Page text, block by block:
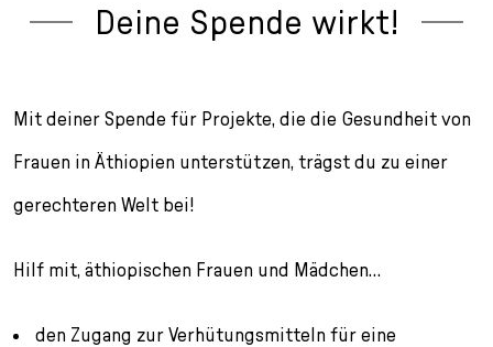
Deine Spende wirkt!
Mit deiner Spende für Projekte, die die Gesundheit von
Frauen in Äthiopien unterstützen, trägst du zu einer
gerechteren Welt bei!
Hilf mit, äthiopischen Frauen und Mädchen…
den Zugang zur Verhütungsmitteln für eine